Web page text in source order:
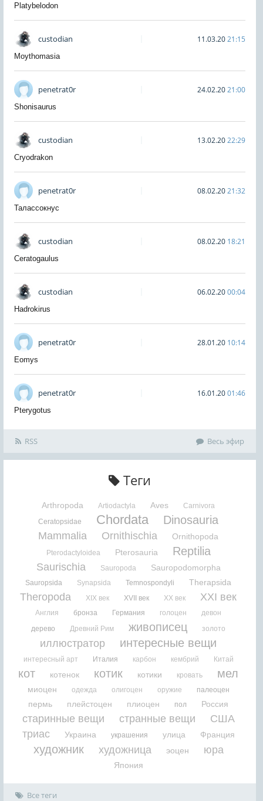
Platybelodon
custodian 11.03.2021:15
Moythomasia
penetrat0r 24.02.2021:00
Shonisaurus
custodian 13.02.2022:29
Cryodrakon
penetrat0r 08.02.2021:32
Талассокнус
custodian 08.02.20 18:21
Ceratogaulus
custodian 06.02.2000:04
Hadrokirus
penetrat0r 28.01.20 10:14
Eomys
penetrat0r 16.01.2001:46
Pterygotus
RSS Весь эфир
Теги
Arthropoda Artiodactyla Aves
Carnivora
Ceratopsidae
Chordata Dinosauria
Mammalia Ornithischia Ornithopoda
Pterodactyloidea Pterosauria Reptilia
Saurischia Sauropoda Sauropodomorpha
Sauropsida Synapsida Temnospondyli Therapsida
Theropoda XIX век XVII век XX век XXI век
Англия бронза Германия голоцен
девон
дерево
Древний Рим живописец золото
иллюстратор интересные вещи
интересный арт Италия карбон кембрий Китай
кот котенок котик котики кровать мел
миоцен одежда олигоцен оружие палеоцен
пермь плейстоцен плиоцен пол Россия
старинные вещи странные вещи
США
триас
Украина украшения улица Франция
художник художница эоцен юра
Япония
Все теги